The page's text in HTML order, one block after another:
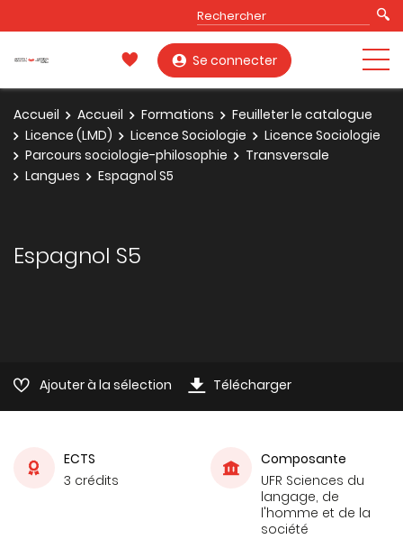
Se connecter
Accueil Accueil Formations
Feuilleter le catalogue
Licence (LMD)
Licence Sociologie
Licence Sociologie
Parcours sociologie-philosophie
Transversale
Langues
Espagnol S5
Espagnol S5
Ajouter à la sélection Télécharger
ECTS
3 crédits
Composante
UFR Sciences du
langage, de
l'homme et de la
société